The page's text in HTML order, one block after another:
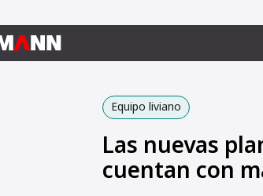
Equipo liviano
Las nuevas
cuentan con